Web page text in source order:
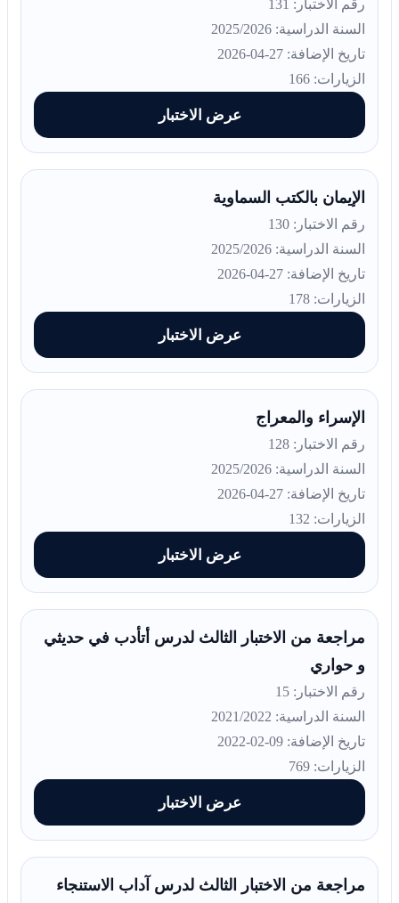
رقم الاختبار: 131
السنة الدراسية: 2025/2026
تاريخ الإضافة: 27-04-2026
الزيارات: 166
عرض الاختبار
الإيمان بالكتب السماوية
رقم الاختبار: 130
السنة الدراسية: 2025/2026
تاريخ الإضافة: 27-04-2026
الزيارات: 178
عرض الاختبار
الإسراء والمعراج
رقم الاختبار: 128
السنة الدراسية: 2025/2026
تاريخ الإضافة: 27-04-2026
الزيارات: 132
عرض الاختبار
مراجعة من الاختبار الثالث لدرس أتأدب في حديثي
و حواري
رقم الاختبار: 15
السنة الدراسية: 2021/2022
تاريخ الإضافة: 09-02-2022
الزيارات: 769
عرض الاختبار
مراجعة من الاختبار الثالث لدرس آداب الاستنجاء